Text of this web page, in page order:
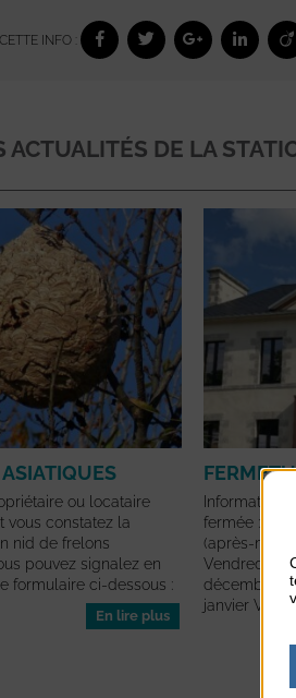
INFO :
ACTUALITÉS DE LA
ou locataire
vous constatez la
nid de frelons
pouvez signalez en
formulaire ci-dessous :
En lire plus
Information
fermée :
(après-midi)
Vendredi 26
décembre
janvier